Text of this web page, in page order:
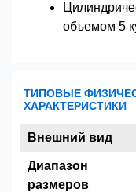
объемом 5
ТИПОВЫЕ
ХАРАКТЕРИСТИКИ
Внешний вид
Диапазон
размеров